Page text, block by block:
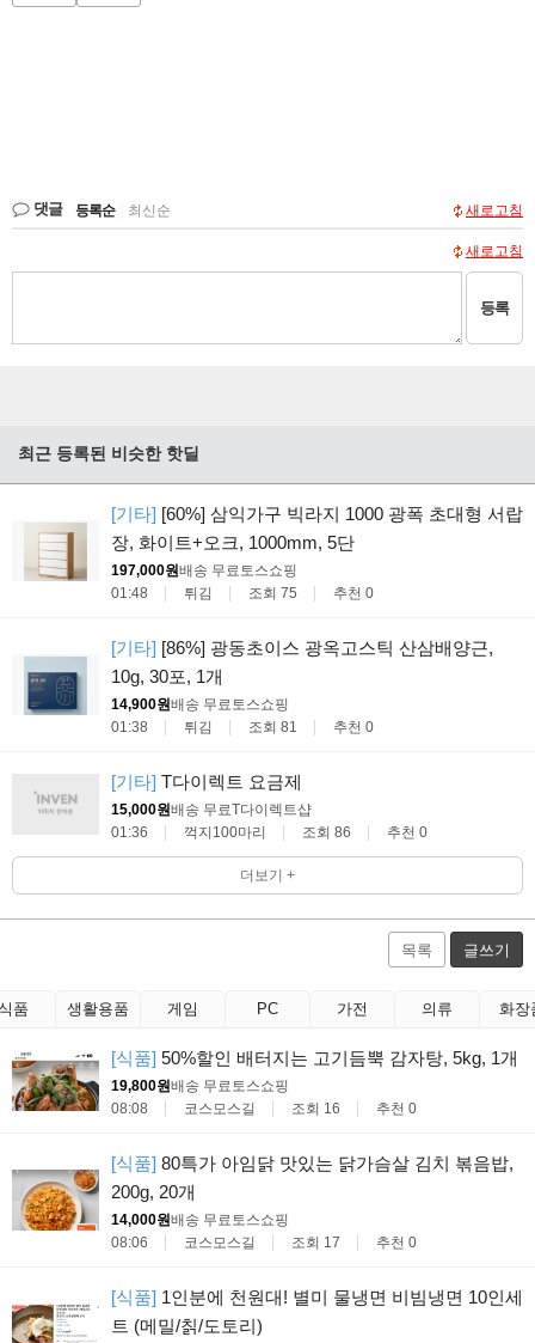
댓글 등록순 최신순 새로고침
새로고침
등록
최근 등록된 비슷한 핫딜
[기타] [60%] 삼익가구 빅라지 1000 광폭 초대형 서랍
장, 화이트+오크, 1000mm, 5단
197,000원배송 무료토스쇼핑
01:48
튀김 조회 75 추천 0
[기타] [86%] 광동초이스 광옥고스틱 산삼배양근,
10g, 30포, 1개
14,900원배송 무료토스쇼핑
01:38
튀김 조회 81 추천 0
[기타] T다이렉트 요금제
15,000원배송 무료T다이렉트샵
01:36
꺽지100마리 조회 86 추천 0
더보기 +
목록 글쓰기
품 생활용품 게임 PC 가전 의류 화장
[식품] 50%할인 배터지는 고기듬뿍 감자탕, 5kg, 1개
19,800원배송 무료토스쇼핑
08:08
코스모스길 조회 16 추천 0
[식품] 80특가 아임닭 맛있는 닭가슴살 김치 볶음밥,
200g, 20개
14,000원배송 무료토스쇼핑
08:06
코스모스길 조회 17 추천 0
[식품] 1인분에 천원대! 별미 물냉면 비빔냉면 10인세
트 (메밀/칡/도토리)